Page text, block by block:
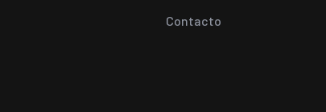
Contacto